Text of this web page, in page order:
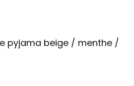
pyjama beige / menthe /